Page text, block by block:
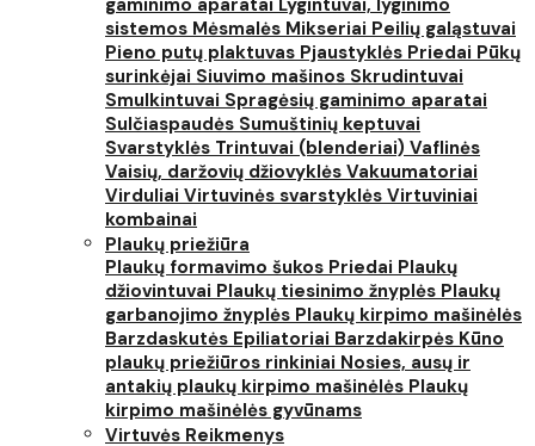
gaminimo aparatai Lygintuvai, lyginimo
sistemos Mėsmalės Mikseriai Peilių galąstuvai
Pieno putų plaktuvas Pjaustyklės Priedai Pūkų
surinkėjai Siuvimo mašinos Skrudintuvai
Smulkintuvai Spragėsių gaminimo aparatai
Sulčiaspaudės Sumuštinių keptuvai
Svarstyklės Trintuvai (blenderiai) Vaflinės
Vaisių, daržovių džiovyklės Vakuumatoriai
Virduliai Virtuvinės svarstyklės Virtuviniai
kombainai
Plaukų priežiūra
Plaukų formavimo šukos Priedai Plaukų
džiovintuvai Plaukų tiesinimo žnyplės Plaukų
garbanojimo žnyplės Plaukų kirpimo mašinėlės
Barzdaskutės Epiliatoriai Barzdakirpės Kūno
plaukų priežiūros rinkiniai Nosies, ausų ir
antakių plaukų kirpimo mašinėlės Plaukų
kirpimo mašinėlės gyvūnams
Virtuvės Reikmenys